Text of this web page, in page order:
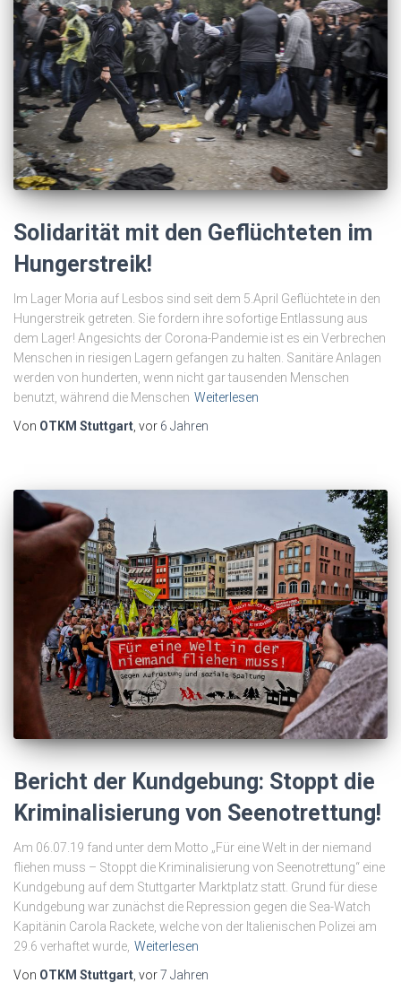
Solidarität mit den Geflüchteten im
Hungerstreik!
Im Lager Moria auf Lesbos sind seit dem 5.April Geflüchtete in den
Hungerstreik getreten. Sie fordern ihre sofortige Entlassung aus
dem Lager! Angesichts der Corona-Pandemie ist es ein Verbrechen
Menschen in riesigen Lagern gefangen zu halten. Sanitäre Anlagen
werden von hunderten, wenn nicht gar tausenden Menschen
benutzt, während die Menschen Weiterlesen
Von OTKM Stuttgart, vor 6 Jahren
Bericht der Kundgebung: Stoppt die
Kriminalisierung von Seenotrettung!
Am 06.07.19 fand unter dem Motto „Für eine Welt in der niemand
fliehen muss – Stoppt die Kriminalisierung von Seenotrettung“ eine
Kundgebung auf dem Stuttgarter Marktplatz statt. Grund für diese
Kundgebung war zunächst die Repression gegen die Sea-Watch
Kapitänin Carola Rackete, welche von der Italienischen Polizei am
29.6 verhaftet wurde, Weiterlesen
Von OTKM Stuttgart , vor7 Jahren